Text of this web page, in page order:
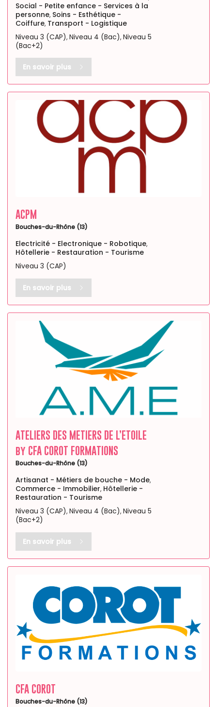
Social - Petite enfance - Services à la
personne, Soins - Esthétique -
Coiffure, Transport - Logistique
Niveau 3 (CAP), Niveau 4 (Bac), Niveau 5
(Bac+2)
En savoir plus
ACPM
Bouches-du-Rhône (13)
Electricité - Electronique - Robotique,
Hôtellerie - Restauration - Tourisme
Niveau 3 (CAP)
En savoir plus
ATELIERS DES METIERS DE L’ETOILE
by CFA COROT FORMATIONS
Bouches-du-Rhône (13)
Artisanat - Métiers de bouche - Mode,
Commerce - Immobilier, Hôtellerie -
Restauration - Tourisme
Niveau 3 (CAP), Niveau 4 (Bac), Niveau 5
(Bac+2)
En savoir plus
CFA COROT
Bouches-du-Rhône (13)